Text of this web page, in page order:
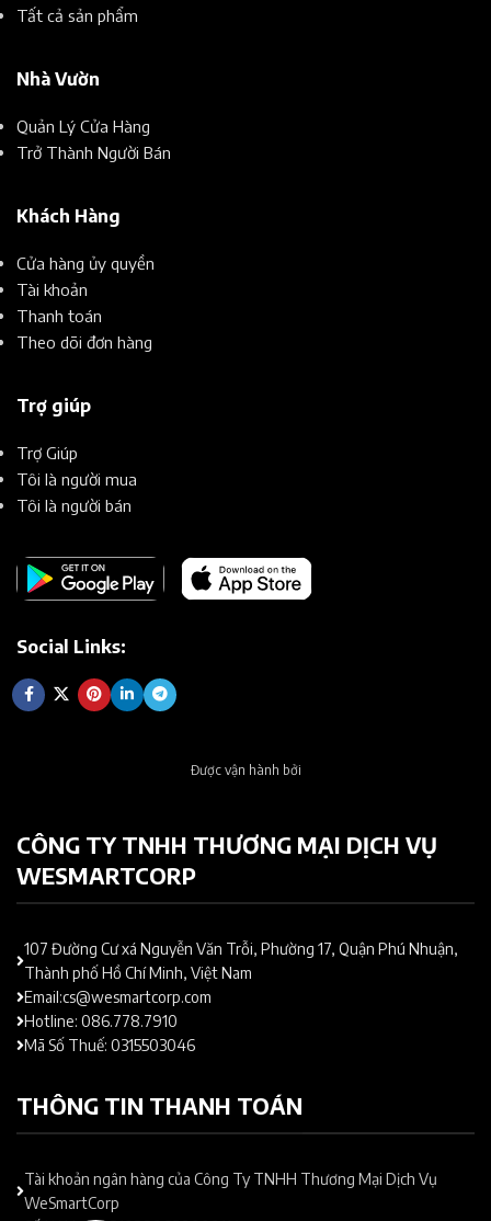
Tất cả sản phẩm
Nhà Vườn
Quản Lý Cửa Hàng
Trở Thành Người Bán
Khách Hàng
Cửa hàng ủy quyền
Tài khoản
Thanh toán
Theo dõi đơn hàng
Trợ giúp
Trợ Giúp
Tôi là người mua
Tôi là người bán
Social Links:
Được vận hành bởi
CÔNG TY TNHH THƯƠNG MẠI DỊCH VỤ
WESMARTCORP
107 Đường Cư xá Nguyễn Văn Trỗi, Phường 17, Quận Phú Nhuận,
Thành phố Hồ Chí Minh, Việt Nam
Email:cs@wesmartcorp.com
Hotline: 086.778.7910
Mã Số Thuế: 0315503046
THÔNG TIN THANH TOÁN
Tài khoản ngân hàng của Công Ty TNHH Thương Mại Dịch Vụ
WeSmartCorp